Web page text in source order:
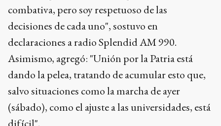
dando la pelea, tratando de acumular esto que,
salvo situaciones como la marcha de ayer
(sábado), como el ajuste a las universidades, está
difícil".
En la misma línea, aseguró que no hay otras
convocatorias que tengan "el nivel de adhesión y
de apoyo que debería tener con las cosas que
están pasando", pero aclaró que se debe a parte